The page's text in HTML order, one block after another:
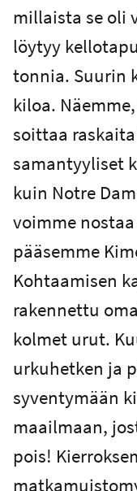
millaista se oli
löytyy
tonnia. Suurin
kiloa.
soittaa
samantyyliset
kuin Notre
voimme
pääsemme
Kohtaamisen
rakennettu
kolmet urut.
urkuhetken ja
syventymään
maailmaan,
pois!